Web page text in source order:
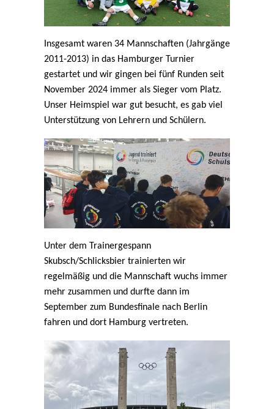
Insgesamt waren 34 Mannschaften (Jahrgänge
2011-2013) in das Hamburger Turnier
gestartet und wir gingen bei fünf Runden seit
November 2024 immer als Sieger vom Platz.
Unser Heimspiel war gut besucht, es gab viel
Unterstützung von Lehrern und Schülern.
Unter dem Trainergespann
Skubsch/Schlicksbier trainierten wir
regelmäßig und die Mannschaft wuchs immer
mehr zusammen und durfte dann im
September zum Bundesfinale nach Berlin
fahren und dort Hamburg vertreten.